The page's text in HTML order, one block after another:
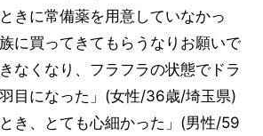
きに常備薬を用意していなかっ
に買ってきてもらうなりお願いで
なくなり、フラフラの状態でドラ
目になった」(女性/36歳/埼玉県)
き、とても心細かった」(男性/59